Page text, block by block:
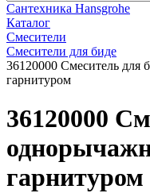
Сантехника Hansgrohe
Каталог
Смесители
Смесители для биде
36120000 Смеситель
гарнитуром
36120000
гарнитуром